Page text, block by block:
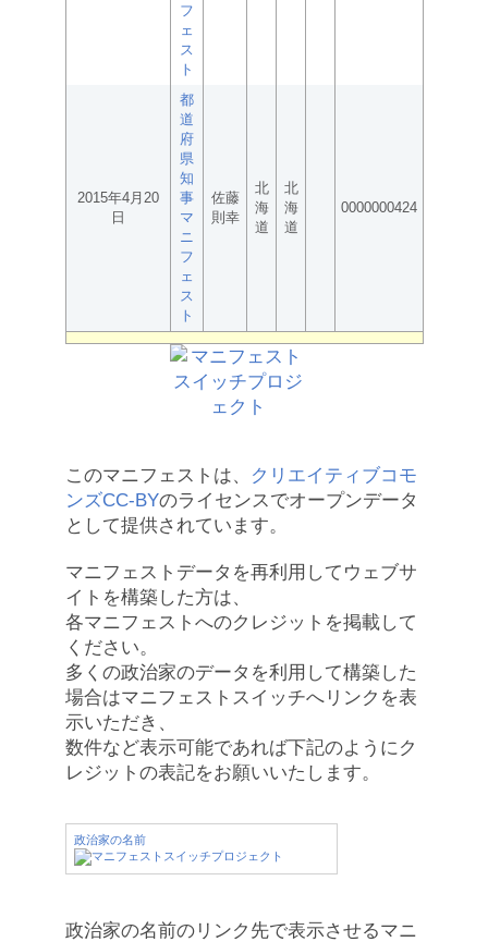
フ
ェ
ス
ト
2015年4月20
日
都
道
府
県
知
事
マ
ニ
フ
ェ
ス
ト
佐藤
則幸
北
海
道
北
海
道
0000000424
このマニフェストは、
クリエイティブコモ
ンズCC-BYのライセンスでオープンデータ
として提供されています。
マニフェストデータを再利用してウェブサ
イトを構築した方は、
各マニフェストへのクレジットを掲載して
ください。
多くの政治家のデータを利用して構築した
場合はマニフェストスイッチへリンクを表
示いただき、
数件など表示可能であれば下記のようにク
レジットの表記をお願いいたします。
政治家の名前
政治家の名前のリンク先で表示させるマニ